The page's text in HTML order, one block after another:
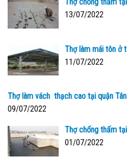
13/07/2022
Thợ làm mái tôn ở
11/07/2022
Thợ làm vách thạch cao tại quận
09/07/2022
Thợ chống thấm
01/07/2022